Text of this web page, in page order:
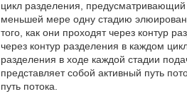
цикл разделения,
меньшей мере одну стадию
того, как они проходят через контур
через контур разделения в каждом
разделения в ходе каждой стадии
представляет собой активный путь
путь потока.